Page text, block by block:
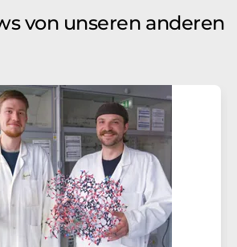
von unseren anderen